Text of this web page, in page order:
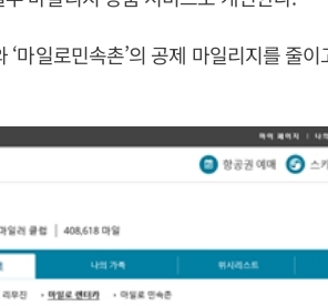
‘마일로민속촌’의 공제 마일리지를 줄